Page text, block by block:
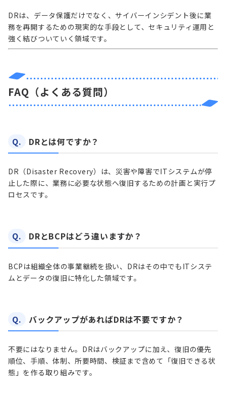
DRは、データ保護だけでなく、サイバーインシデント後に業
務を再開するための現実的な手段として、セキュリティ運用と
強く結びついていく領域です。
FAQ（よくある質問）
Q. DRとは何ですか？
DR（Disaster Recovery）は、災害や障害でITシステムが停
止した際に、業務に必要な状態へ復旧するための計画と実行プ
ロセスです。
Q. DRとBCPはどう違いますか？
BCPは組織全体の事業継続を扱い、DRはその中でもITシステ
ムとデータの復旧に特化した領域です。
Q. バックアップがあればDRは不要ですか？
不要にはなりません。DRはバックアップに加え、復旧の優先
順位、手順、体制、所要時間、検証まで含めて「復旧できる状
態」を作る取り組みです。